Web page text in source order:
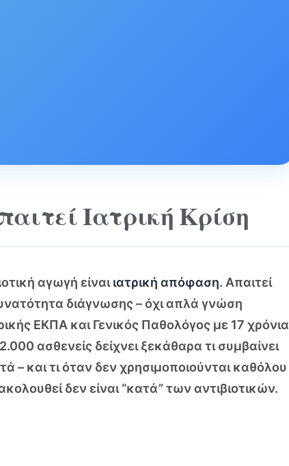
Ιατρική Κρίση
αγωγή είναιιατρική απόφαση. Απαιτεί
διάγνωσης – όχι απλά γνώση
ΕΚΠΑ και Γενικός Παθολόγος με 17 χρόνια
ασθενείς δείχνει ξεκάθαρα τι συμβαίνει
– και τι όταν δεν χρησιμοποιούνται καθόλου
δεν είναι “κατά” των αντιβιοτικών.